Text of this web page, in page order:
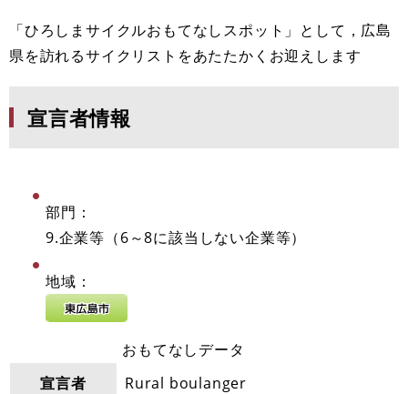
「ひろしまサイクルおもてなしスポット」として，広島
県を訪れるサイクリストをあたたかくお迎えします
宣言者情報
部門：
9.企業等（6～8に該当しない企業等）
地域：
おもてなしデータ
宣言者
Rural boulanger